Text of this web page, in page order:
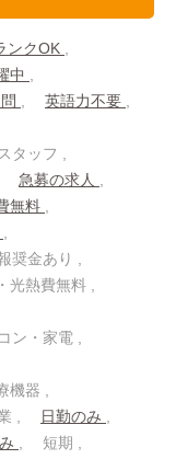
ンクOK
中
英語力不要
タッフ
急募の求人
無料
奨金あり
光熱費無料
ン・家電
機器
日勤のみ
短期